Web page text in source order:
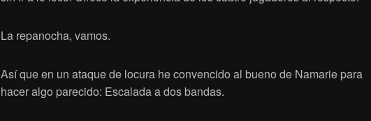
La repanocha, vamos.
Así que en un ataque de locura he convencido al bueno de Namarie para
hacer algo parecido: Escalada a dos bandas.